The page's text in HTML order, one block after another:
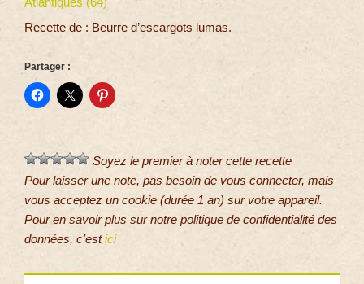
Recette de : Beurre d’escargots lumas.
Partager :
Soyez le premier à noter cette recette
Pour laisser une note, pas besoin de vous connecter, mais
vous acceptez un cookie (durée 1 an) sur votre appareil.
Pour en savoir plus sur notre politique de confidentialité des
données, c'estici